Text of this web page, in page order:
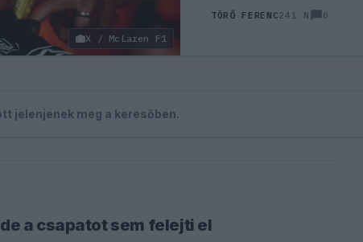
X / McLaren F1
TÖRŐ FERENC241 N 0
jelenjenek meg a keresőben.
a csapatot sem felejti el